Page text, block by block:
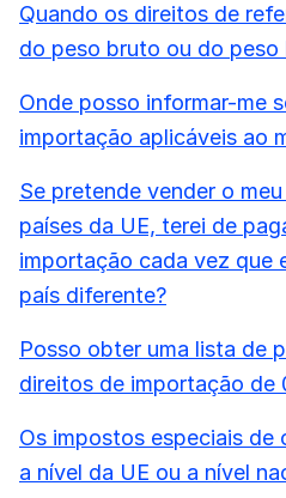
Quando os direitos de
do peso bruto ou do peso
Onde posso informar-me
importação aplicáveis ao
Se pretende vender o
países da UE, terei de
importação cada vez que
país diferente?
Posso obter uma lista de
direitos de importação de
Os impostos especiais de
a nível da UE ou a nível